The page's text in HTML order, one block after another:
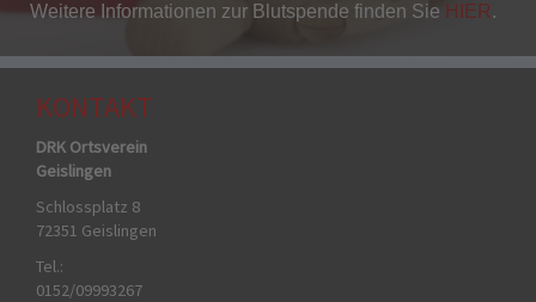
Weitere Informationen zur Blutspende finden Sie HIER.
KONTAKT
DRK Ortsverein
Geislingen
Schlossplatz 8
72351 Geislingen
Tel.:
0152/09993267